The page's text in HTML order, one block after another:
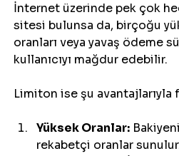
İnternet üzerinde pek çok
sitesi bulunsa da, birçoğu
oranları veya yavaş ödeme
kullanıcıyı mağdur edebilir.
Limiton ise şu avantajlarıyla
Yüksek Oranlar:
rekabetçi oranlar